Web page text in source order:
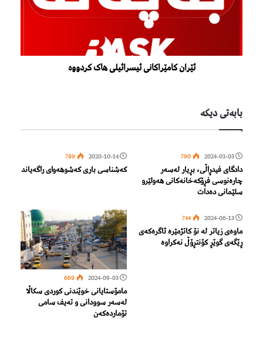
ئێران کامێراکانی ئیسرائیلی هاک کردووە
بابەتی دیكە
2024-03-03
790
دادگای فیدڕاڵی، بڕیار لەسەر
چارەنوسی فڕۆکەخانەکانی هەولێرو
سلێمانی دەدات
2020-10-14
789
كەشناسی باری كەشوھەوای راگەیاند
2024-06-13
744
ماوەی زیاتر لە نۆ کاتژمێرە ئاگرەکەی
ڕێگەی گوێڕ کۆنتڕۆڵ نەکراوە
2024-09-03
669
مامۆستایانی خوێندنی کوردی سکاڵا
لەسەر سوودانی و تەیف سامی
تۆماردەکەن